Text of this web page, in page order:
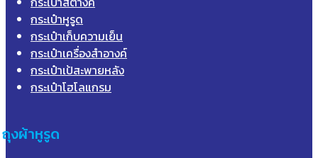
กระเป๋าหูรูด
กระเป๋าเก็บความเย็น
กระเป๋าเครื่องสำอางค์
กระเป๋าเป้สะพายหลัง
กระเป๋าโฮโลแกรม
ถุงผ้าหูรูด